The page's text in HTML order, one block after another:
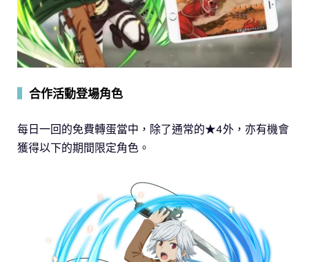
合作活動登場角色
每日一回的免費轉蛋當中，除了通常的★4外，亦有機會
獲得以下的期間限定角色。